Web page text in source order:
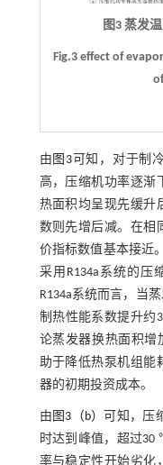
图3 蒸发
Fig.3 effect of
由 图3 可知，对于制
高，压缩机功率逐渐
热面积均呈现先缓升
数则先增后减。在相
价指标数值基本接近
采用R134a系统的压
R134a系统而言，当
制热性能系数提升约
论蒸发器换热面积增
助于降低热泵机组能
器的初期投资成本。
由 图3（b）
可知，压
时达到峰值，超过
率与稳定性开始劣化